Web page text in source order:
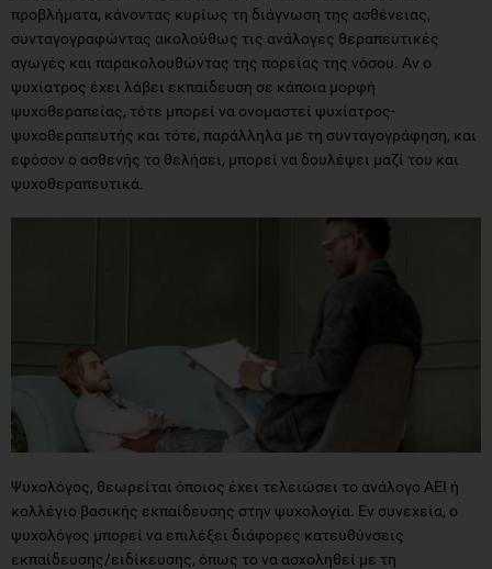
προβλήματα, κάνοντας κυρίως τη διάγνωση της ασθένειας,
συνταγογραφώντας ακολούθως τις ανάλογες θεραπευτικές
αγωγές και παρακολουθώντας της πορείας της νόσου. Αν ο
ψυχίατρος έχει λάβει εκπαίδευση σε κάποια μορφή
ψυχοθεραπείας, τότε μπορεί να ονομαστεί ψυχίατρος-
ψυχοθεραπευτής και τότε, παράλληλα με τη συνταγογράφηση, και
εφόσον ο ασθενής το θελήσει, μπορεί να δουλέψει μαζί του και
ψυχοθεραπευτικά.
Ψυχολόγος, θεωρείται όποιος έχει τελειώσει το ανάλογο ΑΕΙ ή
κολλέγιο βασικής εκπαίδευσης στην ψυχολογία. Εν συνεχεία, ο
ψυχολόγος μπορεί να επιλέξει διάφορες κατευθύνσεις
εκπαίδευσης/ειδίκευσης, όπως το να ασχοληθεί με τη